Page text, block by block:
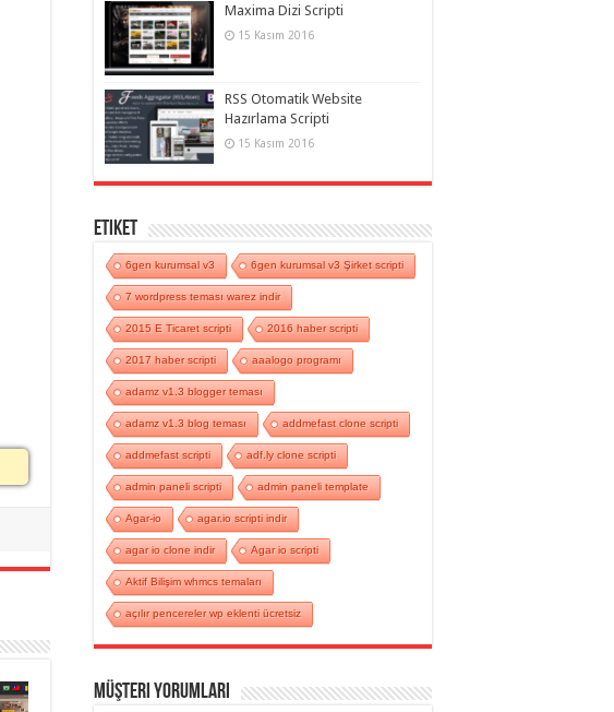
Maxima Dizi Scripti
15 Kasım 2016
RSS Otomatik Website
Hazırlama Scripti
15 Kasım 2016
Etiket
6gen kurumsal v3 6gen kurumsal v3 Şirket scripti
7 wordpress teması warez indir
2015 E Ticaret scripti 2016 haber scripti
2017 haber scripti aaalogo programı
adamz v1.3 blogger teması
adamz v1.3 blog teması addmefast clone scripti
addmefast scripti adf.ly clone scripti
admin paneli scripti admin paneli template
Agar-io agar.io scripti indir
agar io clone indir Agar io scripti
Aktif Bilişim whmcs temaları
açılır pencereler wp eklenti ücretsiz
Müşteri Yorumları